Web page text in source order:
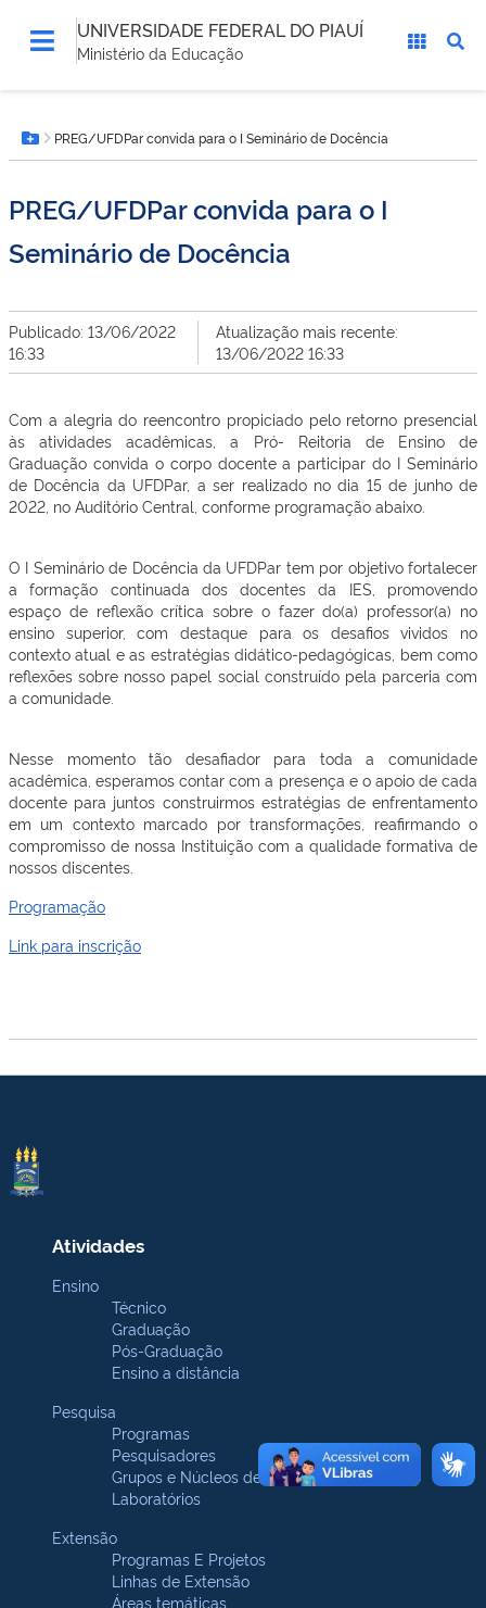
UNIVERSIDADE FEDERAL DO PIAUÍ
Ministério da Educação
está
aqui:Botão Menu
PREG/UFDPar convida para o I Seminário de Docência
PREG/UFDPar convida para o I
Seminário de Docência
Publicado: 13/06/2022
16:33
Atualização mais recente:
13/06/2022 16:33
Com a alegria do reencontro propiciado pelo retorno presencial
às atividades acadêmicas, a Pró- Reitoria de Ensino de
Graduação convida o corpo docente a participar do I Seminário
de Docência da UFDPar, a ser realizado no dia 15 de junho de
2022, no Auditório Central, conforme programação abaixo.
O I Seminário de Docência da UFDPar tem por objetivo fortalecer
a formação continuada dos docentes da IES, promovendo
espaço de reflexão crítica sobre o fazer do(a) professor(a) no
ensino superior, com destaque para os desafios vividos no
contexto atual e as estratégias didático-pedagógicas, bem como
reflexões sobre nosso papel social construído pela parceria com
a comunidade.
Nesse momento tão desafiador para toda a comunidade
acadêmica, esperamos contar com a presença e o apoio de cada
docente para juntos construirmos estratégias de enfrentamento
em um contexto marcado por transformações, reafirmando o
compromisso de nossa Instituição com a qualidade formativa de
nossos discentes.
Programação
Link para inscrição
Atividades
Ensino
Técnico
Graduação
Pós-Graduação
Ensino a distância
Pesquisa
Programas
Pesquisadores
Grupos e Núcleos de pesquisa
Laboratórios
Extensão
Programas E Projetos
Linhas de Extensão
Áreas temáticas